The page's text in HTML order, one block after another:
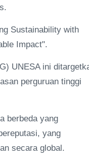
Sustainability with
Impact".
UNESA ini
perguruan tinggi
berbeda yang
yang
secara global.